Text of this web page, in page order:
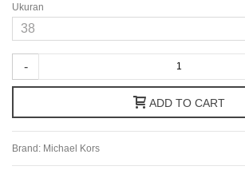
Ukuran
-
ADD TO CART
Brand: Michael Kors